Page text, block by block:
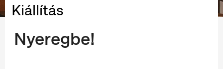
Kiállítás
Nyeregbe!